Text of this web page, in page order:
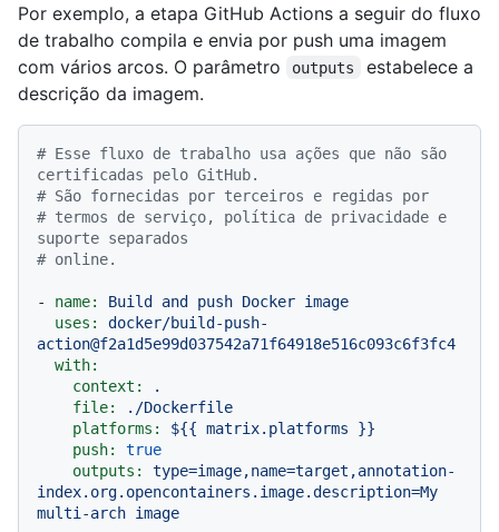
Por exemplo, a etapa GitHub Actions a seguir do fluxo
de trabalho compila e envia por push uma imagem
com vários arcos. O parâmetro
outputs
estabelece a
descrição da imagem.
# Esse fluxo de trabalho usa ações que não são
certificadas pelo GitHub.
# São fornecidas por terceiros e regidas por
# termos de serviço, política de privacidade e
suporte separados
# online.
- name: Build and push Docker image
uses:
docker/build-push-
action@f2a1d5e99d037542a71f64918e516c093c6f3fc4
with:
context:
.
file:
./Dockerfile
platforms:
${{ matrix.platforms
}}
push:
true
outputs:
type=image,name=target,annotation-
index.org.opencontainers.image.description=My
multi-arch image